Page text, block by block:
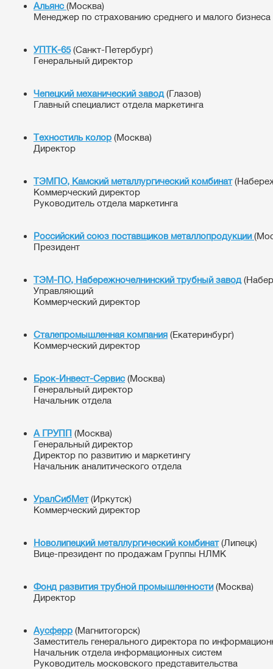
Альянс(Москва)
Менеджер по страхованию среднего и малого бизнеса
УПТК-65(Санкт-Петербург)
Генеральный директор
Чепецкий механический завод(Глазов)
Главный специалист отдела маркетинга
Техностиль колор (Москва)
Директор
ТЭМПО, Камский металлургический комбинат
Коммерческий директор
Руководитель отдела маркетинга
Российский союз поставщиков металлопродукции
Президент
ТЭМ-ПО, Набережночелнинский трубный завод
Управляющий
Коммерческий директор
Сталепромышленная компания (Екатеринбург)
Коммерческий директор
Брок-Инвест-Сервис(Москва)
Генеральный директор
Начальник отдела
А ГРУПП (Москва)
Генеральный директор
Директор по развитию и маркетингу
Начальник аналитического отдела
УралСибМет(Иркутск)
Коммерческий директор
Новолипецкий металлургический комбинат(Липецк)
Вице-президент по продажам Группы НЛМК
Фонд развития трубной промышленности(Москва)
Директор
Аусферр (Магнитогорск)
Заместитель генерального директора по
Начальник отдела информационных систем
Руководитель московского представительства